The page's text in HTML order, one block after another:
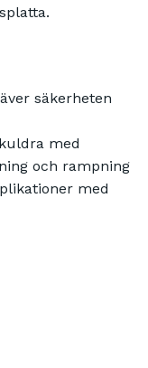
säkerheten
med
och rampning
med